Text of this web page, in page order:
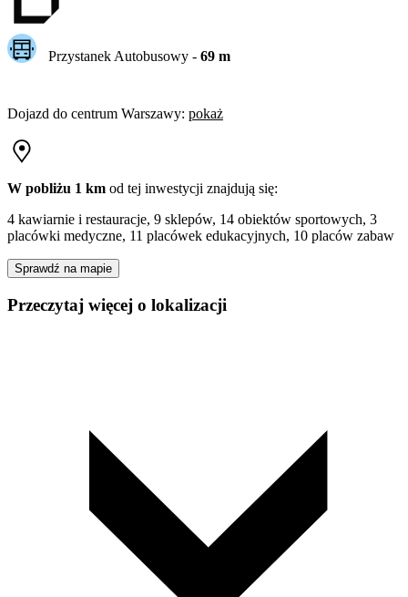
Przystanek Autobusowy - 69m
Dojazd do centrum Warszawy: pokaż
W pobliżu 1 km od tej inwestycji znajdują się:
4 kawiarnie i restauracje, 9 sklepów, 14 obiektów sportowych, 3
placówki medyczne, 11 placówek edukacyjnych, 10 placów zabaw
Sprawdź na mapie
Przeczytaj więcej o lokalizacji